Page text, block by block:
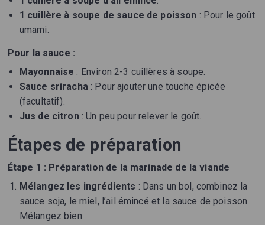
1 cuillère à soupe de sauce de poisson : Pour le goût
umami.
Pour la sauce :
Mayonnaise : Environ 2-3 cuillères à soupe.
Sauce sriracha : Pour ajouter une touche épicée
(facultatif).
Jus de citron: Un peu pour relever le goût.
Étapes de préparation
Étape 1 : Préparation de la marinade de la viande
Mélangez les ingrédients : Dans un bol, combinez la
sauce soja, le miel, l’ail émincé et la sauce de poisson.
Mélangez bien.